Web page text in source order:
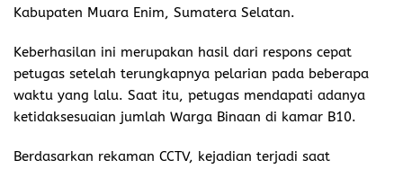
Kabupaten Muara Enim, Sumatera Selatan.
Keberhasilan ini merupakan hasil dari respons cepat
petugas setelah terungkapnya pelarian pada beberapa
waktu yang lalu. Saat itu, petugas mendapati adanya
ketidaksesuaian jumlah Warga Binaan di kamar B10.
Berdasarkan rekaman CCTV, kejadian terjadi saat